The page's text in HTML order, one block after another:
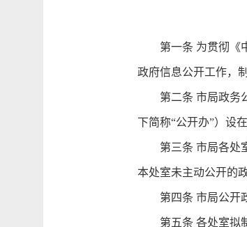
第一条 为贯彻《中
政府信息公开工作，
第二条 市局政务公
下简称“公开办”）设在
第三条 市局各处室
本处室未主动公开的
第四条 市局公开政
第五条 各处室拟制